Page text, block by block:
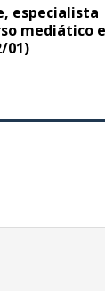
especialista
mediático
01)